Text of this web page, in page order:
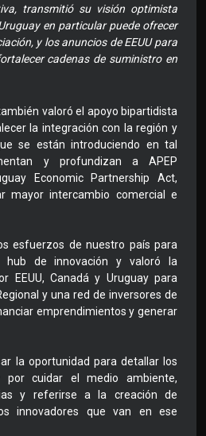
transmitió su visión optimista
en particular puede ofrecer
y los anuncios de EEUU para
cadenas de suministro en
valoró el apoyo bipartidista
la integración con la región y
se están introduciendo en tal
y profundizan a APEP
Economic Partnership Act,
mayor intercambio comercial e
esfuerzos de nuestro país para
hub de innovación y valoró la
EEUU, Canadá y Uruguay para
y una red de inversores de
emprendimientos y generar
la oportunidad para detallar los
por cuidar el medio ambiente,
y referirse a la creación de
innovadores que van en ese